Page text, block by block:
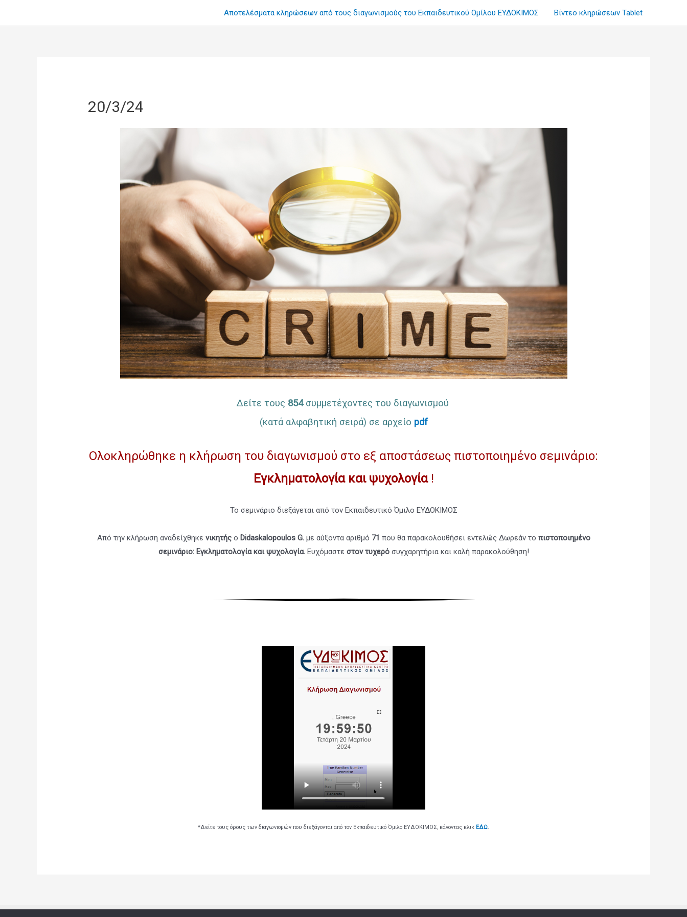
Αποτελέσματα κληρώσεων από τους διαγωνισμούς του Εκπαιδευτικού Ομίλου ΕΥΔΟΚΙΜΟΣ Βίντεο κληρώσεων Tablet
20/3/24
Δείτε τους 854συμμετέχοντες του διαγωνισμού
(κατά αλφαβητική σειρά) σε αρχείο pdf
Ολοκληρώθηκε η κλήρωση του διαγωνισμού στο εξ αποστάσεως πιστοποιημένο σεμινάριο:
Εγκληματολογία και ψυχολογία !
Το σεμινάριο διεξάγεται από τον Εκπαιδευτικό Όμιλο ΕΥΔΟΚΙΜΟΣ
Από την κλήρωση αναδείχθηκε νικητής ο Didaskalopoulos G. με αύξοντα αριθμό 71 που θα παρακολουθήσει εντελώς Δωρεάν το πιστοποιημένο
σεμινάριο: Εγκληματολογία και ψυχολογία.Ευχόμαστε στον τυχερό συγχαρητήρια και καλή παρακολούθηση!
*Δείτε τους όρους των διαγωνισμών που διεξάγονται από τον Εκπαιδευτικό Όμιλο ΕΥΔΟΚΙΜΟΣ, κάνοντας κλικ ΕΔΩ.